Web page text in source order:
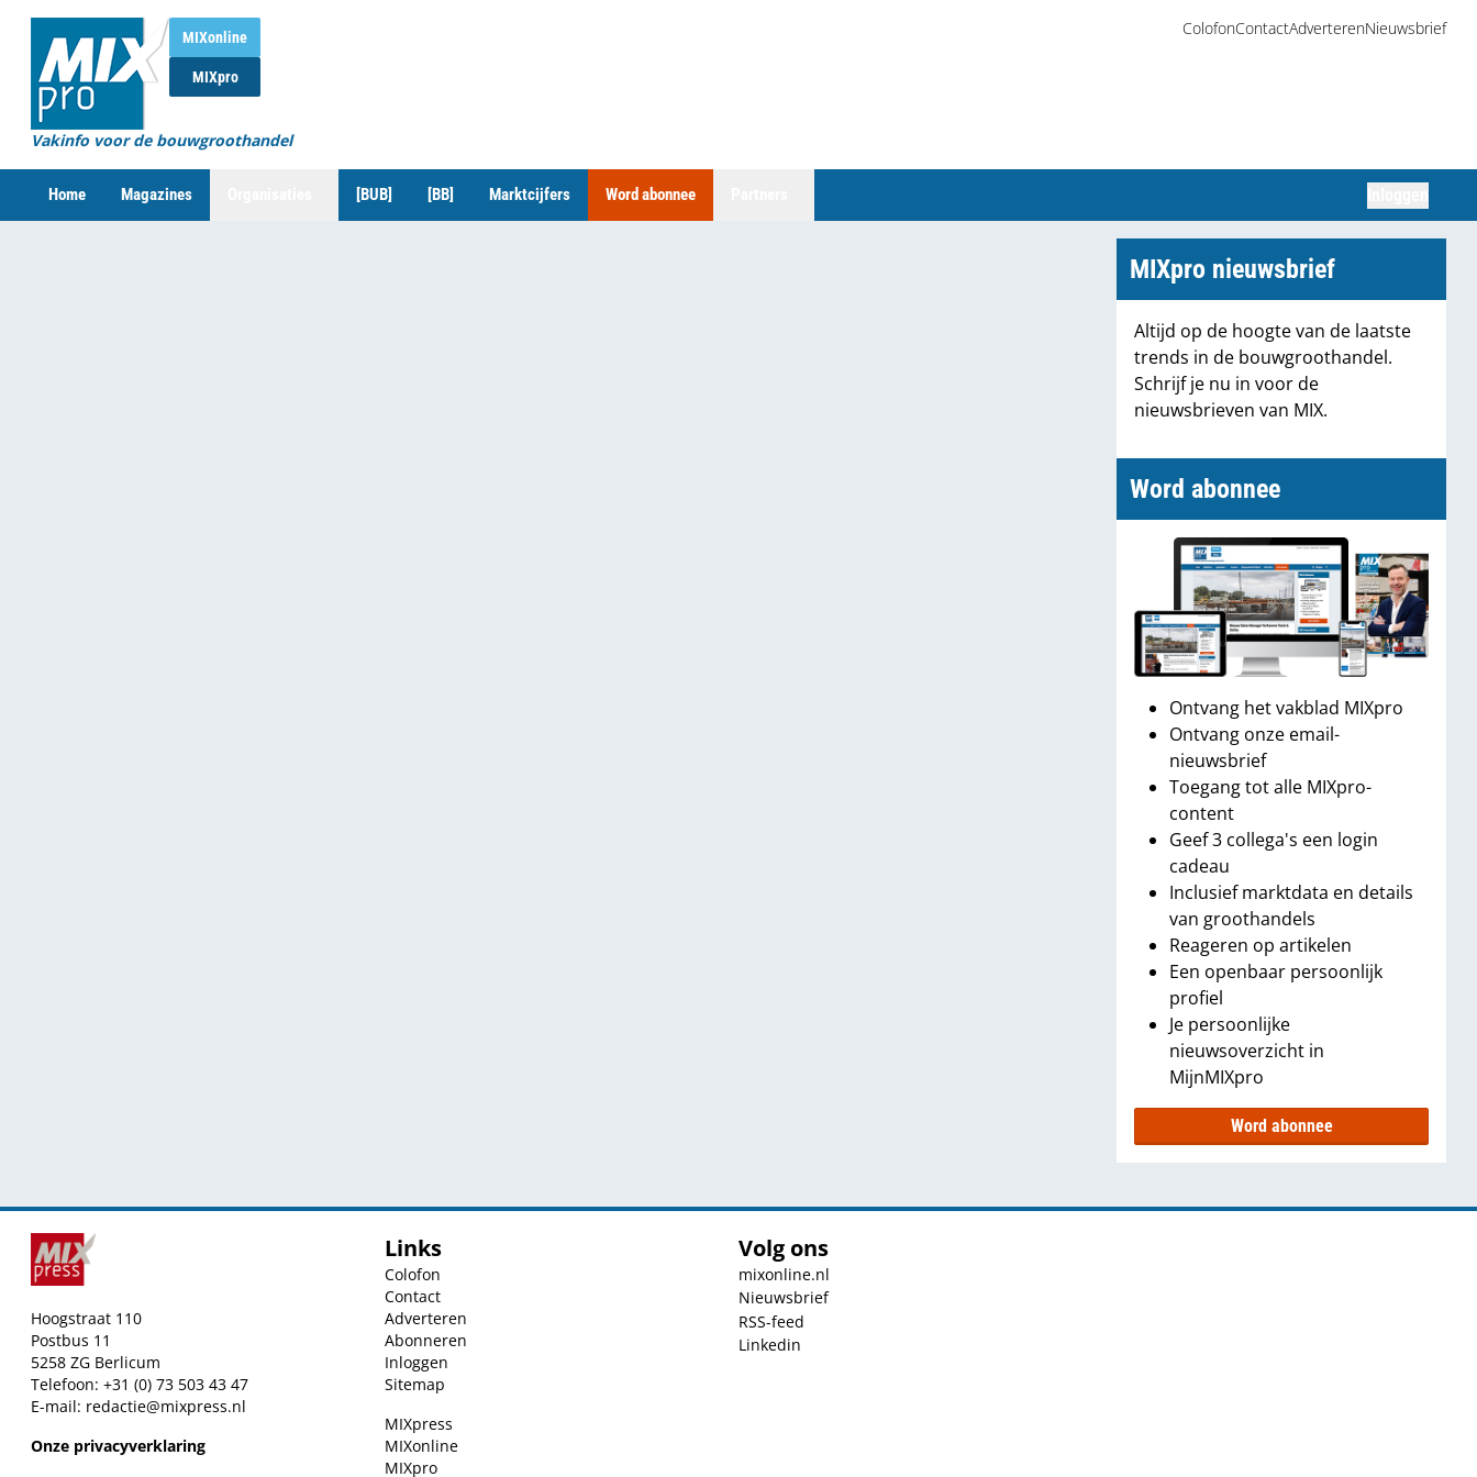
MIXonline
MIXpro
Vakinfo voor de bouwgroothandel
ColofonContactAdverterenNieuwsbrief
Home Magazines [BUB] [BB] Marktcijfers Word abonnee
MIXpro nieuwsbrief
Altijd op de hoogte van de laatste
trends in de bouwgroothandel.
Schrijf je nu in voor de
nieuwsbrieven van MIX.
Word abonnee
Ontvang het vakblad MIXpro
Ontvang onze email-
nieuwsbrief
Toegang tot alle MIXpro-
content
Geef 3 collega's een login
cadeau
Inclusief marktdata en details
van groothandels
Reageren op artikelen
Een openbaar persoonlijk
profiel
Je persoonlijke
nieuwsoverzicht in
MijnMIXpro
Word abonnee
Hoogstraat 110
Postbus 11
5258 ZG Berlicum
Telefoon: +31 (0) 73 503 43 47
E-mail: redactie@mixpress.nl
Onze privacyverklaring
Links
Colofon
Contact
Adverteren
Abonneren
Inloggen
Sitemap
MIXpress
MIXonline
MIXpro
Volg ons
mixonline.nl
Nieuwsbrief
RSS-feed
Linkedin